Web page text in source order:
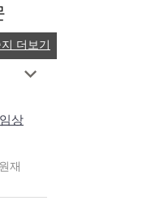
상
재
더보기